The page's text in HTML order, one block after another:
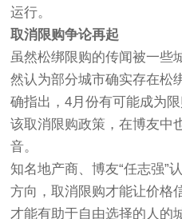
运行。
取消限购争论再起
虽然松绑限购的传闻被一些
然认为部分城市确实存在松
确指出，4月份有可能成为
该取消限购政策，在博友中
音。
知名地产商、博友“任志强”
方向，取消限购才能让价格
才能有助于自由选择的人的